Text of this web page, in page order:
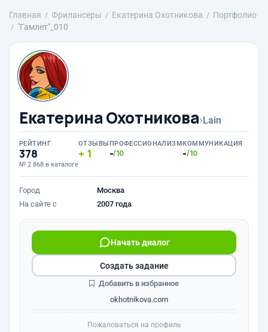
Главная Фрилансеры Екатерина Охотникова
Портфолио
"Гамлет"_010
Екатерина Охотникова›Lain
РЕЙТИНГ
378
№ 2 868 в каталоге
ОТЗЫВЫ
1
ПРОФЕССИОНАЛИЗМ
-/10
КОММУНИКАЦИЯ
-/10
Город
Москва
На сайте с
2007 года
Начать диалог
okhotnikova.com
Создать задание
Добавить в избранное
Пожаловаться на профиль